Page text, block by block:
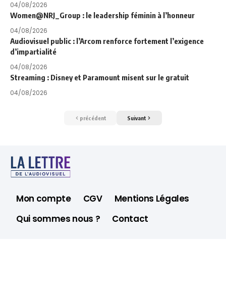
04/08/2026
Women@NRJ_Group : le leadership féminin à l’honneur
04/08/2026
Audiovisuel public : l’Arcom renforce fortement l’exigence
d’impartialité
04/08/2026
Streaming : Disney et Paramount misent sur le gratuit
04/08/2026
précédent Suivant
Mon compte CGV
Mentions Légales
Qui sommes nous ?
Contact